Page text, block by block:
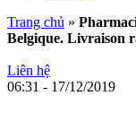
Trang chủ »
Belgique. Livraison
Liên hệ
06:31 - 17/12/2019